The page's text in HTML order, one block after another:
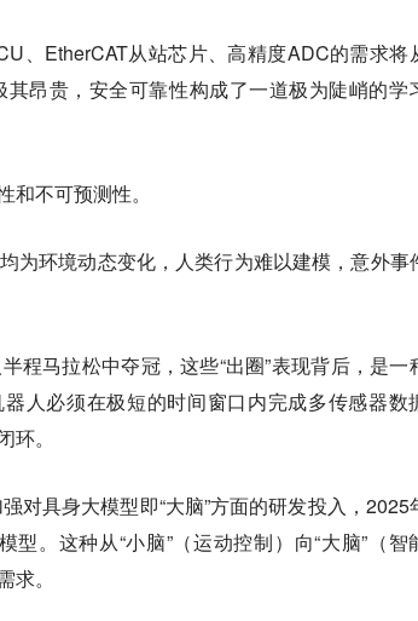
、EtherCAT从站芯片、高精度ADC的需求将
昂贵，安全可靠性构成了一道极为陡峭的学
不可预测性。
为环境动态变化，人类行为难以建模，意外事
程马拉松中夺冠，这些“出圈”表现背后，是一
人必须在极短的时间窗口内完成多传感器数
。
对具身大模型即“大脑”方面的研发投入，2025
。这种从“小脑”（运动控制）向“大脑”（智
。